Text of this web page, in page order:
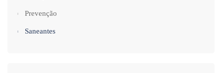
Prevenção
Saneantes